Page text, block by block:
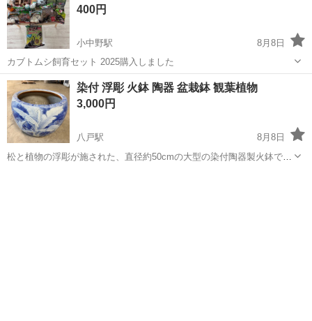
400円
小中野駅
8月8日
カブトムシ飼育セット 2025購入しました
青森 八戸市 小中野駅 その他
染付 浮彫 火鉢 陶器 盆栽鉢 観葉植物
3,000円
八戸駅
8月8日
松と植物の浮彫が施された、直径約50cmの大型の染付陶器製火鉢で